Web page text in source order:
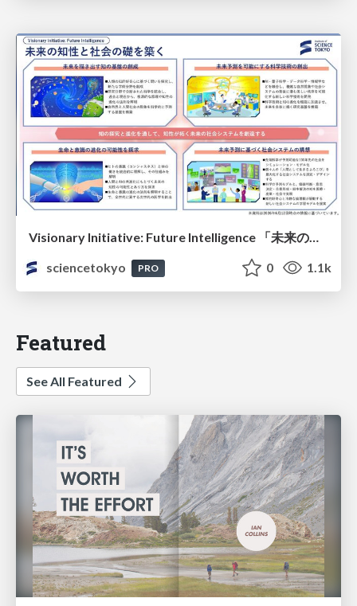
Visionary Initiative: Future Intelligence 「未来の知性と社会の礎を築く」｜Science Tokyo（東京科学大学）
sciencetokyo
PRO 0 1.1k
Featured
See All Featured